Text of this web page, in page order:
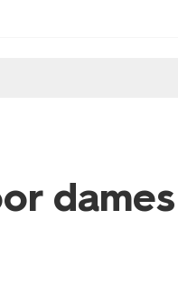
dames